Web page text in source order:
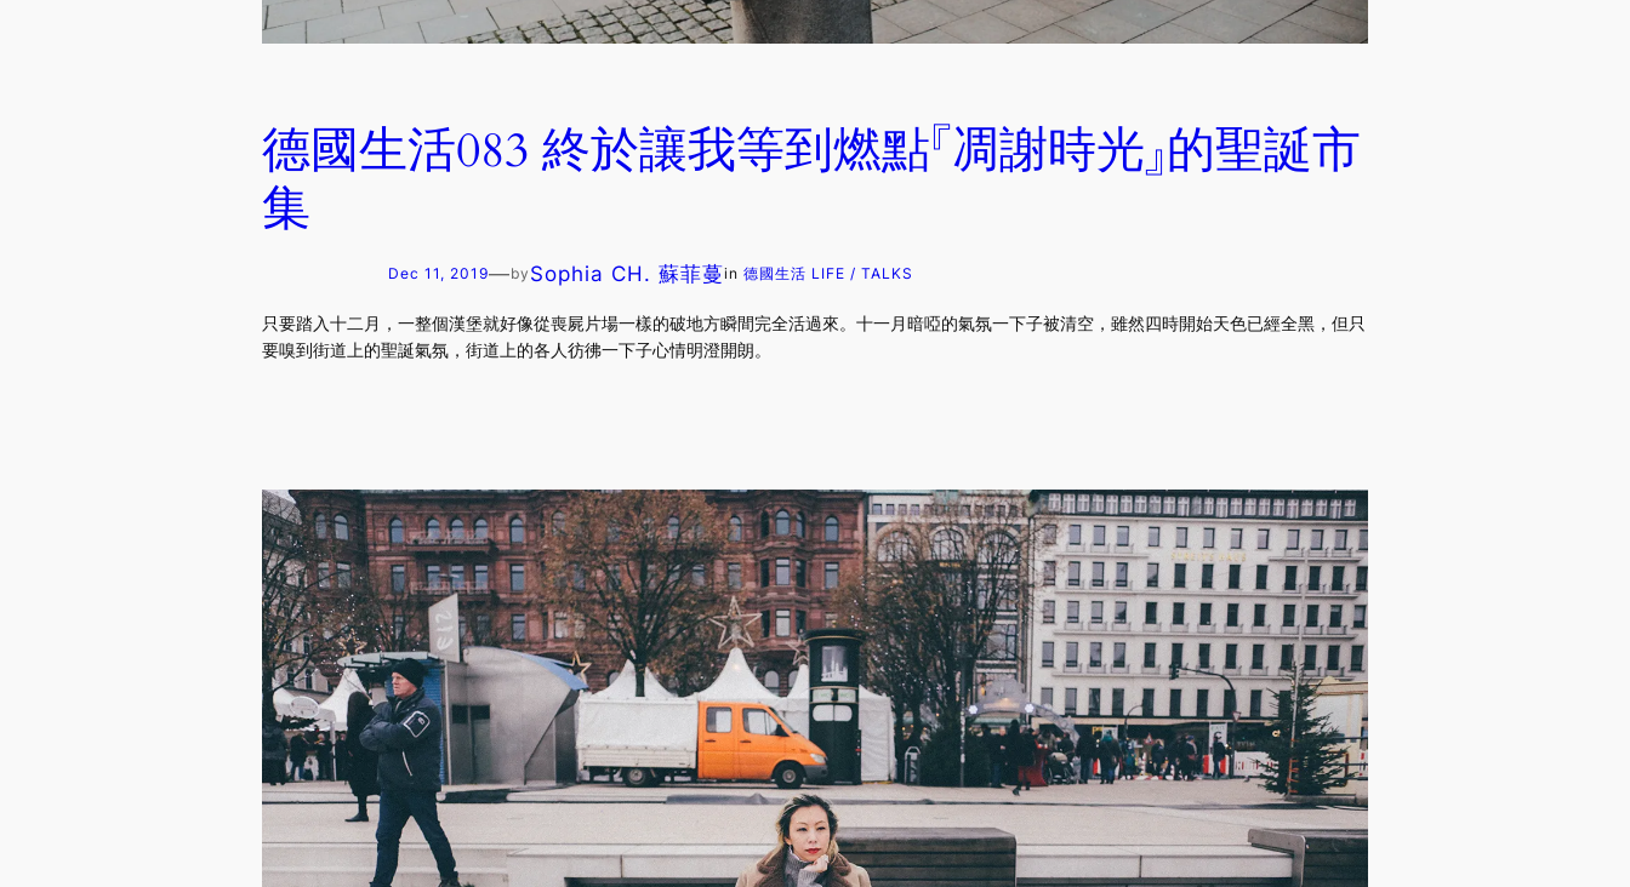
德國生活083 終於讓我等到燃點『凋謝時光』的聖誕市
集
Dec 11, 2019—by Sophia CH. 蘇菲蔓in 德國生活 LIFE / TALKS
只要踏入十二月，一整個漢堡就好像從喪屍片場一樣的破地方瞬間完全活過來。十一月暗啞的氣氛一下子被清空，雖然四時開始天色已經全黑，但只
要嗅到街道上的聖誕氣氛，街道上的各人彷彿一下子心情明澄開朗。